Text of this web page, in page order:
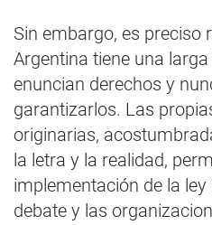
Sin embargo, es preciso
Argentina tiene una
enuncian derechos y
garantizarlos. Las
originarias,
la letra y la realidad,
implementación de la
debate y las